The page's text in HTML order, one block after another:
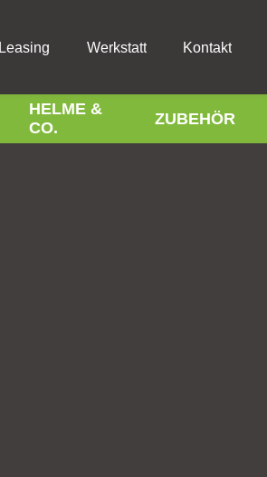
Leasing Werkstatt Kontakt
HELME &
CO.
ZUBEHÖR